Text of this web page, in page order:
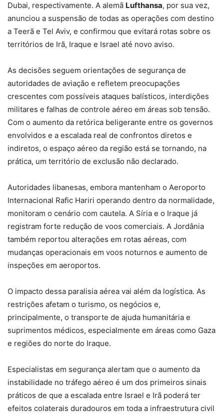
Dubai, respectivamente. A alemã Lufthansa, por sua vez,
anunciou a suspensão de todas as operações com destino
a Teerã e Tel Aviv, e confirmou que evitará rotas sobre os
territórios de Irã, Iraque e Israel até novo aviso.
As decisões seguem orientações de segurança de
autoridades de aviação e refletem preocupações
crescentes com possíveis ataques balísticos, interdições
militares e falhas de controle aéreo em áreas sob tensão.
Com o aumento da retórica beligerante entre os governos
envolvidos e a escalada real de confrontos diretos e
indiretos, o espaço aéreo da região está se tornando, na
prática, um território de exclusão não declarado.
Autoridades libanesas, embora mantenham o Aeroporto
Internacional Rafic Hariri operando dentro da normalidade,
monitoram o cenário com cautela. A Síria e o Iraque já
registram forte redução de voos comerciais. A Jordânia
também reportou alterações em rotas aéreas, com
mudanças operacionais em voos noturnos e aumento de
inspeções em aeroportos.
O impacto dessa paralisia aérea vai além da logística. As
restrições afetam o turismo, os negócios e,
principalmente, o transporte de ajuda humanitária e
suprimentos médicos, especialmente em áreas como Gaza
e regiões do norte do Iraque.
Especialistas em segurança alertam que o aumento da
instabilidade no tráfego aéreo é um dos primeiros sinais
práticos de que a escalada entre Israel e Irã poderá ter
efeitos colaterais duradouros em toda a infraestrutura civil